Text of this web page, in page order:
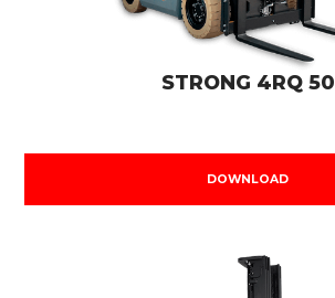
STRONG 4RQ 50
DOWNLOAD